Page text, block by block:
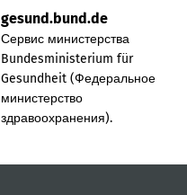
gesund.bund.de
Сервис министерства
Bundesministerium für
Gesundheit (Федеральное
министерство
здравоохранения).